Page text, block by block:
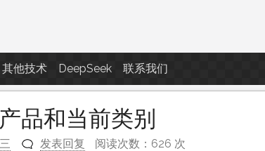
滴
其他技术 DeepSeek 联系我们
品和当前类别
发表回复 阅读次数：626 次